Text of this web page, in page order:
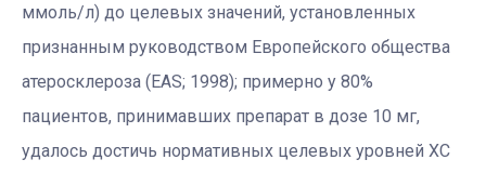
ммоль/л) до целевых значений, установленных
признанным руководством Европейского общества
атеросклероза (EAS; 1998); примерно у 80%
пациентов, принимавших препарат в дозе 10 мг,
удалось достичь нормативных целевых уровней ХС